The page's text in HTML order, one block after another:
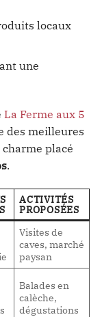
locaux
une
La Ferme aux 5
des meilleures
placé
.
ACTIVITÉS
PROPOSÉES
Visites de
caves, marché
paysan
Balades en
calèche,
dégustations